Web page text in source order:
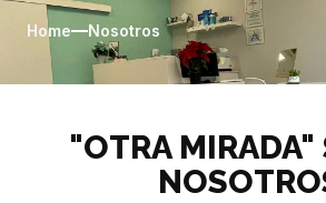
Home Nosotros
"OTRA MIRADA"